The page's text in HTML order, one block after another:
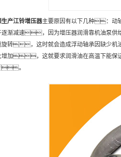
生产江铃增压器主要原因有以下几种：
逐渐减速，因为增压器润滑靠机油
旋转，这时就会造成浮动轴承因缺少
增加，这就要求润滑油在高温下能
。